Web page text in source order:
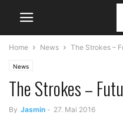
Home News The Strokes –
News
The Strokes –
By Jasmin - 27. Mai 2016